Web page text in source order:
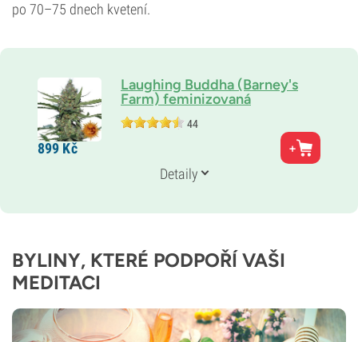
po 70–75 dnech kvetení.
Laughing Buddha (Barney's
Farm) feminizovaná
44
Rodiče
Thai x Jamaican
70% Sativa
11–12 týdnů
CBD
0–1 %
Fotoperioda
899 Kč
Detaily
BYLINY, KTERÉ PODPOŘÍ VAŠI
MEDITACI